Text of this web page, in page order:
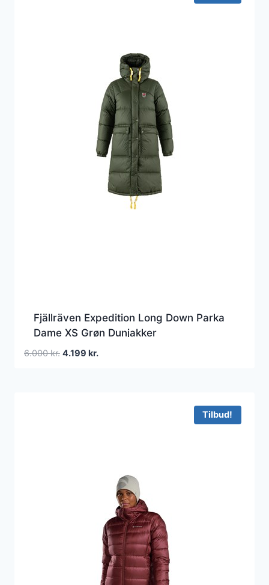
Fjällräven Expedition Long Down Parka
Dame XS Grøn Dunjakker
6.000kr. Den
4.199 kr.Den
Tilbud!